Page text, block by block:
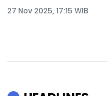
27 Nov 2025, 17:15 WIB